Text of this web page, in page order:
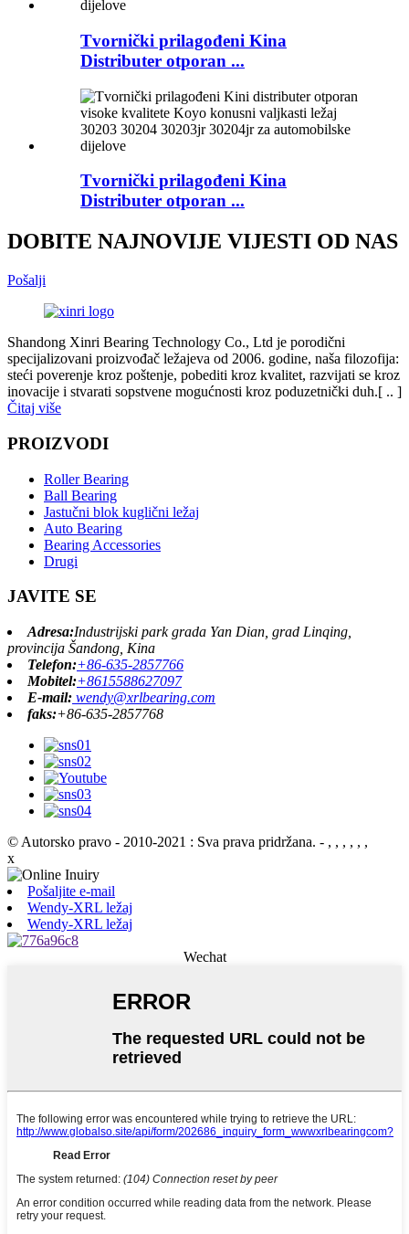
Tvornički prilagođeni Kina
Distributer otporan ...
Tvornički prilagođeni Kina
Distributer otporan ...
DOBITE NAJNOVIJE VIJESTI OD NAS
Pošalji
Shandong Xinri Bearing Technology Co., Ltd je porodični
specijalizovani proizvođač ležajeva od 2006. godine, naša filozofija:
steći poverenje kroz poštenje, pobediti kroz kvalitet, razvijati se kroz
inovacije i stvarati sopstvene mogućnosti kroz poduzetnički duh.[ .. ]
Čitaj više
PROIZVODI
Roller Bearing
Ball Bearing
Jastučni blok kuglični ležaj
Auto Bearing
Bearing Accessories
Drugi
JAVITE SE
Adresa:Industrijski park grada Yan Dian, grad Linqing,
provincija Šandong, Kina
Telefon:+86-635-2857766
Mobitel:+8615588627097
E-mail: wendy@xrlbearing.com
faks:+86-635-2857768
© Autorsko pravo - 2010-2021 : Sva prava pridržana. - , , , , , ,
x
Pošaljite e-mail
Wendy-XRL ležaj
Wendy-XRL ležaj
Wechat